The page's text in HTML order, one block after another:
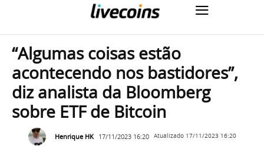
“Algumas coisas estão
acontecendo nos bastidores”,
diz analista da Bloomberg
sobre ETF de Bitcoin
Henrique HK 17/11/2023 16:20 Atualizado 17/11/2023 16:20